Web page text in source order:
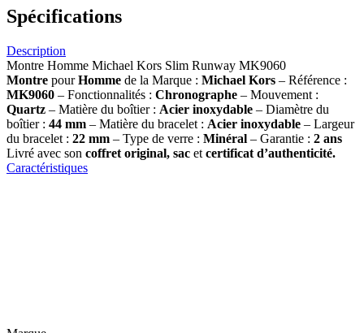
Spécifications
Description
Montre Homme Michael Kors Slim Runway MK9060
Montre pourHomme de la Marque : Michael Kors – Référence :
MK9060 – Fonctionnalités : Chronographe – Mouvement :
Quartz – Matière du boîtier : Acier inoxydable – Diamètre du
boîtier : 44 mm – Matière du bracelet : Acier inoxydable – Largeur
du bracelet : 22 mm – Type de verre : Minéral – Garantie : 2 ans
Livré avec son coffret original, sac et certificat d’authenticité.
Caractéristiques